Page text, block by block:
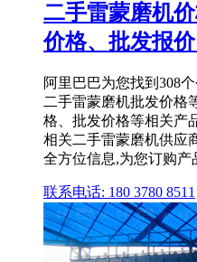
二手雷蒙磨机
价格、批发报价
阿里巴巴为您找到308
二手雷蒙磨机批发价格
格、批发价格等相关产
相关二手雷蒙磨机供应
全方位信息,为您订购产
联系电话: 180 3780 8511